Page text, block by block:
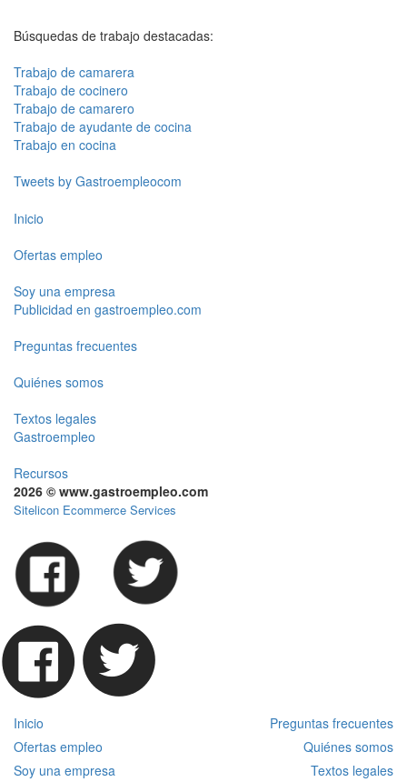
Búsquedas de trabajo destacadas:
Trabajo de camarera
Trabajo de cocinero
Trabajo de camarero
Trabajo de ayudante de cocina
Trabajo en cocina
Tweets by Gastroempleocom
Inicio
Ofertas empleo
Soy una empresa
Publicidad en gastroempleo.com
Preguntas frecuentes
Quiénes somos
Textos legales
Gastroempleo
Recursos
2026 © www.gastroempleo.com
Sitelicon Ecommerce Services
Inicio
Preguntas frecuentes
Ofertas empleo
Quiénes somos
Soy una empresa
Textos legales